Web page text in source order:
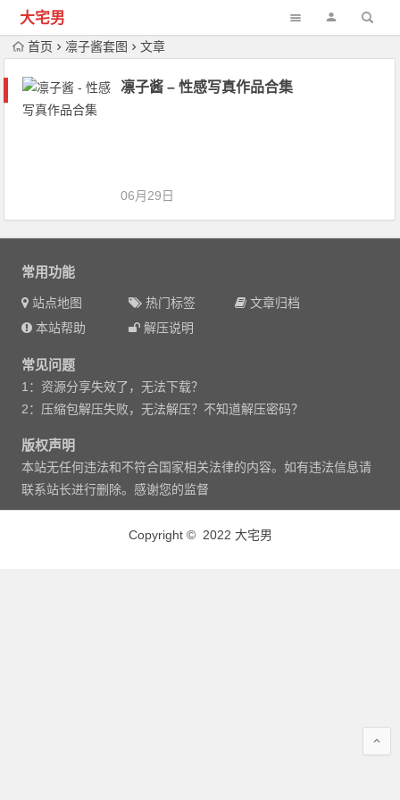
大宅男
首页 凛子酱套图 文章
凛子酱 – 性感写真作品合集
06月29日
常用功能
站点地图 热门标签
文章归档
本站帮助
解压说明
常见问题
1：资源分享失效了，无法下载？
2：压缩包解压失败，无法解压？不知道解压密码？
版权声明
本站无任何违法和不符合国家相关法律的内容。如有违法信息请
联系站长进行删除。感谢您的监督
Copyright © 2022 大宅男